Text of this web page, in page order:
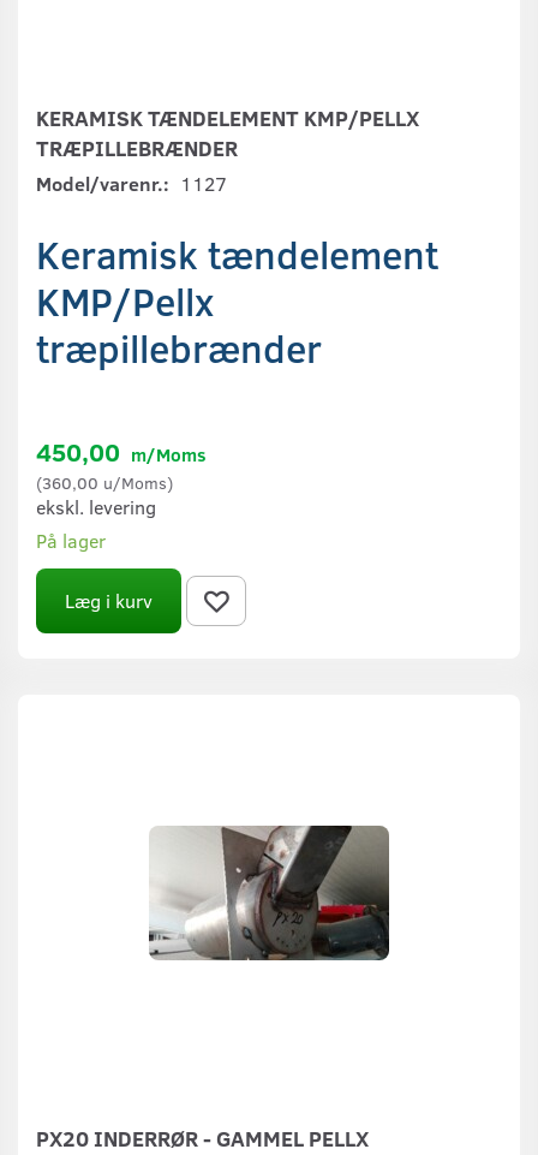
KERAMISK TÆNDELEMENT KMP/PELLX
TRÆPILLEBRÆNDER
Model/varenr.: 1127
Keramisk tændelement
KMP/Pellx
træpillebrænder
450,00 m/Moms
(360,00 u/Moms)
ekskl. levering
På lager
Læg i kurv
PX20 INDERRØR - GAMMEL PELLX